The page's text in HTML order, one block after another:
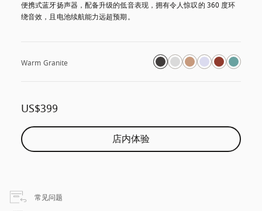
便携式蓝牙扬声器，配备升级的低音表现，拥有令人惊叹的 360 度环
绕音效，且电池续航能力远超预期。
Warm Granite
US$399
店内体验
常见问题